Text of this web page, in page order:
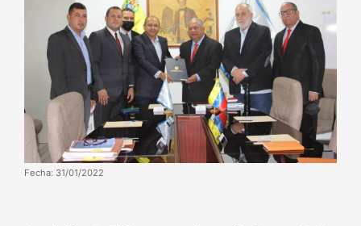
Fecha: 31/01/2022